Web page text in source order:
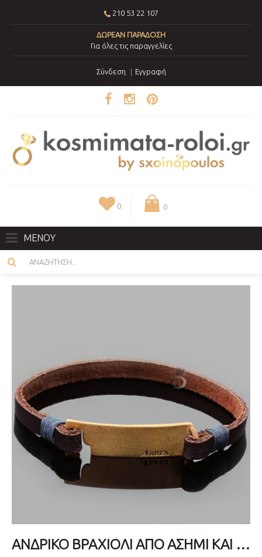
210 53 22 107
ΔΩΡΕΑΝ ΠΑΡΑΔΟΣΗ
Για όλες τις παραγγελίες
Σύνδεση Εγγραφή
0 0
ΜΕΝΟΥ
ΑΝΔΡΙΚΌ ΒΡΑΧΙΌΛΙ ΑΠΌ ΑΣΉΜΙ ΚΑΙ ΓΝΉΣΙΟ ΔΈΡΜΑ